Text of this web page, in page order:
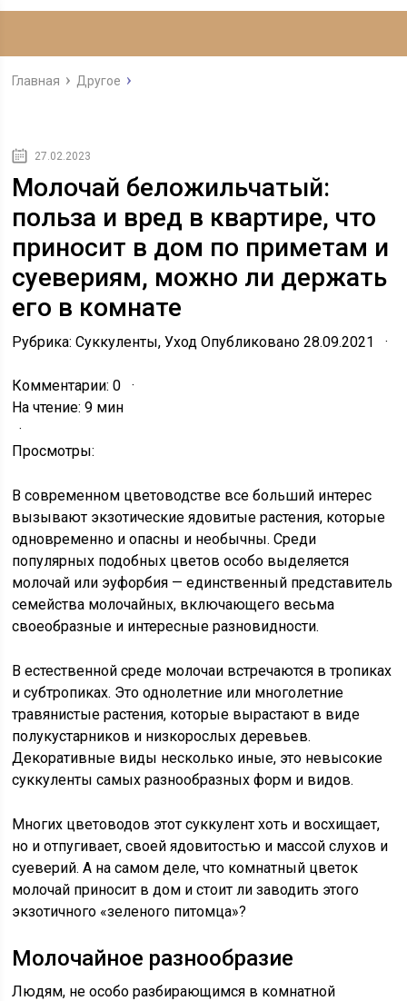
Главная Другое
27.02.2023
Молочай беложильчатый:
польза и вред в квартире, что
приносит в дом по приметам и
суевериям, можно ли держать
его в комнате
Рубрика: Суккуленты, Уход Опубликовано 28.09.2021 ·
Комментарии: 0 ·
На чтение: 9 мин
·
Просмотры:
В современном цветоводстве все больший интерес
вызывают экзотические ядовитые растения, которые
одновременно и опасны и необычны. Среди
популярных подобных цветов особо выделяется
молочай или эуфорбия — единственный представитель
семейства молочайных, включающего весьма
своеобразные и интересные разновидности.
В естественной среде молочаи встречаются в тропиках
и субтропиках. Это однолетние или многолетние
травянистые растения, которые вырастают в виде
полукустарников и низкорослых деревьев.
Декоративные виды несколько иные, это невысокие
суккуленты самых разнообразных форм и видов.
Многих цветоводов этот суккулент хоть и восхищает,
но и отпугивает, своей ядовитостью и массой слухов и
суеверий. А на самом деле, что комнатный цветок
молочай приносит в дом и стоит ли заводить этого
экзотичного «зеленого питомца»?
Молочайное разнообразие
Людям, не особо разбирающимся в комнатной